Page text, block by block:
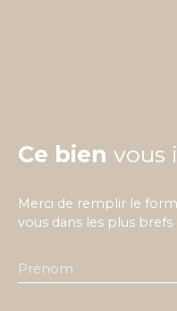
Ce bien vous
Merci de remplir le
vous dans les plus brefs
Prénom